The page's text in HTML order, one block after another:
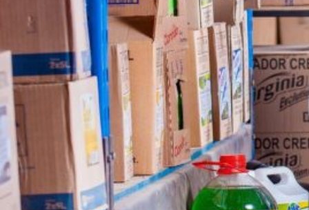
Contacto
Área de clientes